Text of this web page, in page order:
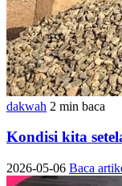
dakwah 2 min baca
Kondisi kita
2026-05-06 Baca